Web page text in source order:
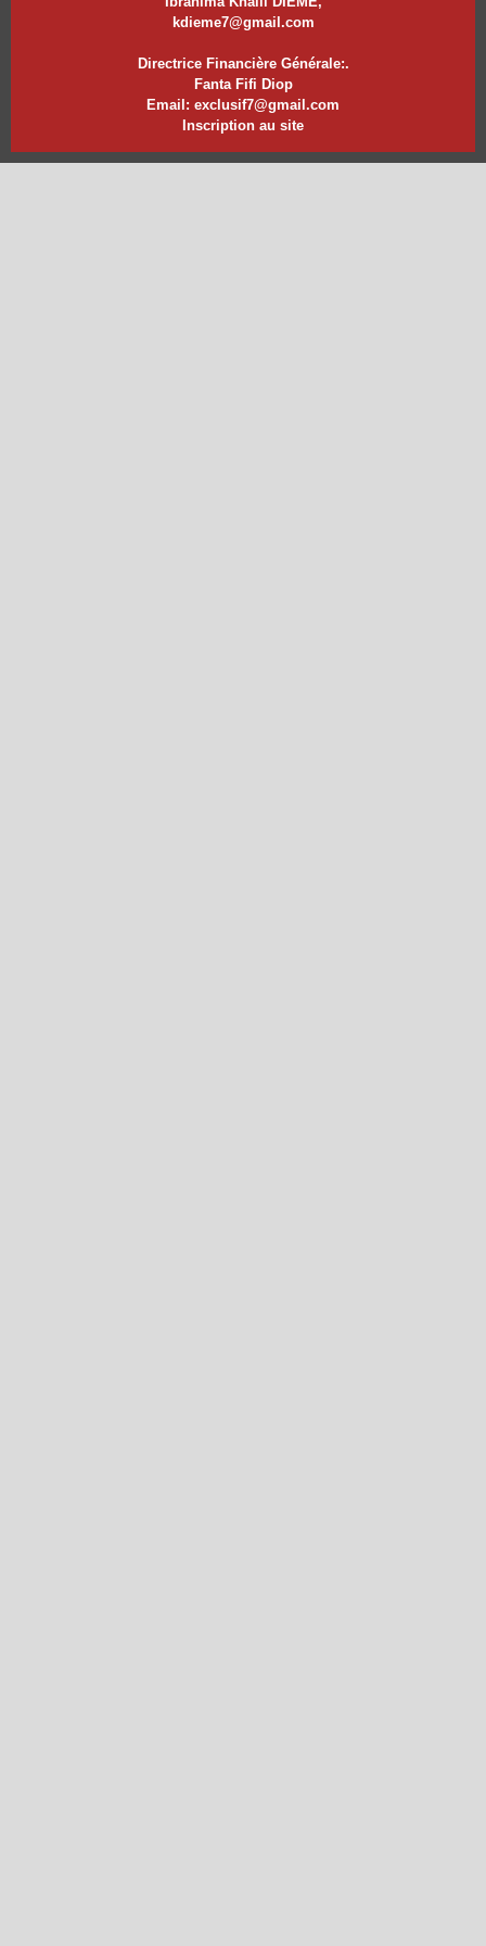
kdieme7@gmail.com
Directrice Financière Générale:.
Fanta Fifi Diop
Email: exclusif7@gmail.com
Inscription au site